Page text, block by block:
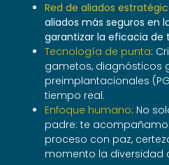
Red de aliados
aliados más seguros en
garantizar la eficacia de
Tecnología de punta:
gametos, diagnósticos
preimplantacionales
tiempo real.
Enfoque humano: No
padre: te
proceso con paz,
momento la diversidad